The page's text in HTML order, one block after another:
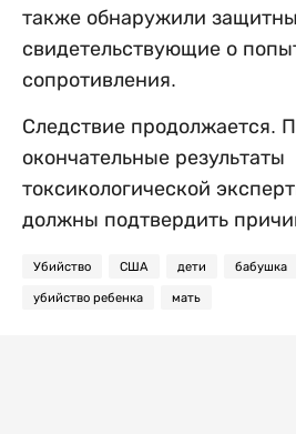
также обнаружили
свидетельствующие о
сопротивления.
Следствие продолжается.
окончательные результаты
токсикологической
должны подтвердить
Убийство США дети бабушка
убийство ребенка мать